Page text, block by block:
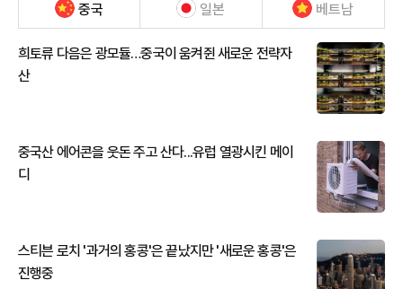
중국 일본 베트남
희토류 다음은 광모듈…중국이 움켜쥔 새로운 전략자
산
중국산 에어콘을 웃돈 주고 산다...유럽 열광시킨 메이
디
스티븐 로치 '과거의 홍콩'은 끝났지만 '새로운 홍콩'은
진행중